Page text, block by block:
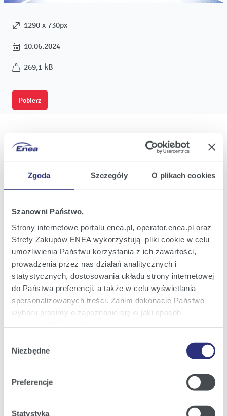
Zgoda Szczegóły O plikach cookies
Szanowni Państwo,
Strony internetowe portalu enea.pl, operator.enea.pl oraz
Strefy Zakupów ENEA wykorzystują pliki cookie w celu
umożliwienia Państwu korzystania z ich zawartości,
prowadzenia przez nas działań analitycznych i
statystycznych, dostosowania układu strony internetowej
do Państwa preferencji, a także w celu wyświetlania
spersonalizowanych treści. Zanim dokonacie Państwo
wyboru prosimy o zapoznanie się w jaki sposób
Szczegółowe informacje na ten temat znajdziecie
Polityce
zgodę na umieszczenie wszystkich rodzajów plików
zgody
Niezbędne
Preferencje
Statystyka
1290 x 730px
10.06.2024
269,1 kB
Pobierz
Oferta
Oferta dla domu
Oferta dla Małych firm
Oferta dla Biznesu
Zielona energia Dla domu
Zielona energia dla Małych firm
Instytucje publiczne
Podmioty współpracujące
Obsługa Klienta dla Małych firm